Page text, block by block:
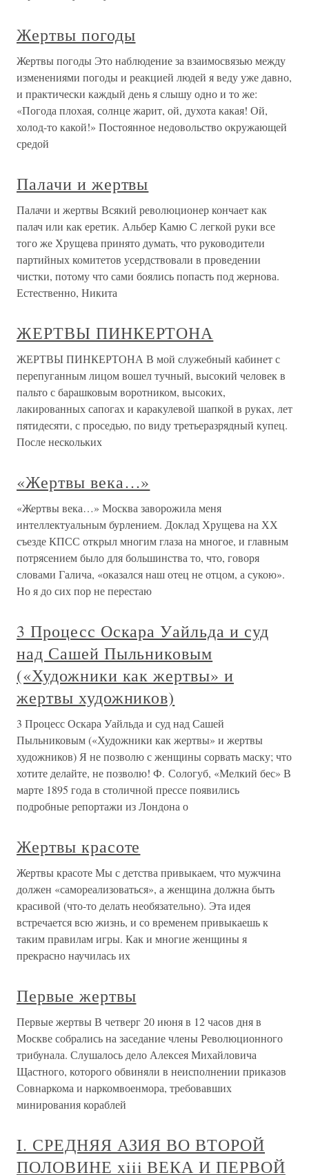
Жертвы погоды
Жертвы погоды Это наблюдение за взаимосвязью между
изменениями погоды и реакцией людей я веду уже давно,
и практически каждый день я слышу одно и то же:
«Погода плохая, солнце жарит, ой, духота какая! Ой,
холод-то какой!» Постоянное недовольство окружающей
средой
Палачи и жертвы
Палачи и жертвы Всякий революционер кончает как
палач или как еретик. Альбер Камю С легкой руки все
того же Хрущева принято думать, что руководители
партийных комитетов усердствовали в проведении
чистки, потому что сами боялись попасть под жернова.
Естественно, Никита
ЖЕРТВЫ ПИНКЕРТОНА
ЖЕРТВЫ ПИНКЕРТОНА В мой служебный кабинет с
перепуганным лицом вошел тучный, высокий человек в
пальто с барашковым воротником, высоких,
лакированных сапогах и каракулевой шапкой в руках, лет
пятидесяти, с проседью, по виду третьеразрядный купец.
После нескольких
«Жертвы века…»
«Жертвы века…» Москва заворожила меня
интеллектуальным бурлением. Доклад Хрущева на ХХ
съезде КПСС открыл многим глаза на многое, и главным
потрясением было для большинства то, что, говоря
словами Галича, «оказался наш отец не отцом, а сукою».
Но я до сих пор не перестаю
3 Процесс Оскара Уайльда и суд
над Сашей Пыльниковым
(«Художники как жертвы» и
жертвы художников)
3 Процесс Оскара Уайльда и суд над Сашей
Пыльниковым («Художники как жертвы» и жертвы
художников) Я не позволю с женщины сорвать маску; что
хотите делайте, не позволю! Ф. Сологуб, «Мелкий бес» В
марте 1895 года в столичной прессе появились
подробные репортажи из Лондона о
Жертвы красоте
Жертвы красоте Мы с детства привыкаем, что мужчина
должен «самореализоваться», а женщина должна быть
красивой (что-то делать необязательно). Эта идея
встречается всю жизнь, и со временем привыкаешь к
таким правилам игры. Как и многие женщины я
прекрасно научилась их
Первые жертвы
Первые жертвы В четверг 20 июня в 12 часов дня в
Москве собрались на заседание члены Революционного
трибунала. Слушалось дело Алексея Михайловича
Щастного, которого обвиняли в неисполнении приказов
Совнаркома и наркомвоенмора, требовавших
минирования кораблей
I. СРЕДНЯЯ АЗИЯ ВО ВТОРОЙ
ПОЛОВИНЕ xiii ВЕКА И ПЕРВОЙ